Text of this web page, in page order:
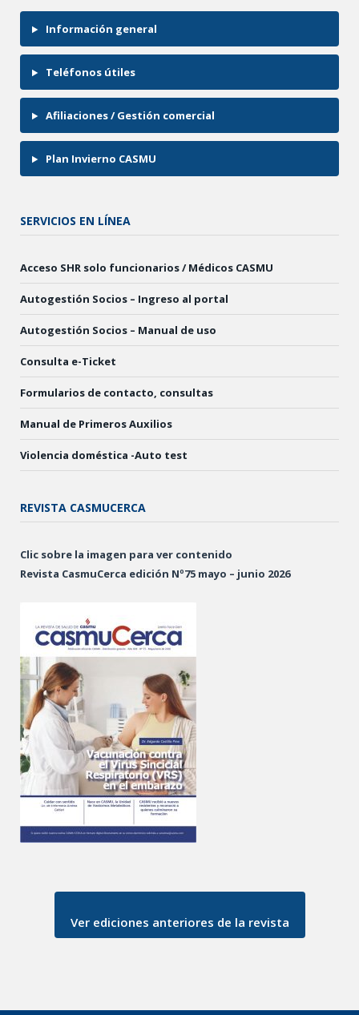
Información general
Teléfonos útiles
Afiliaciones / Gestión comercial
Plan Invierno CASMU
SERVICIOS EN LÍNEA
Acceso SHR solo funcionarios / Médicos CASMU
Autogestión Socios – Ingreso al portal
Autogestión Socios – Manual de uso
Consulta e-Ticket
Formularios de contacto, consultas
Manual de Primeros Auxilios
Violencia doméstica -Auto test
REVISTA CASMUCERCA
Clic sobre la imagen para ver contenido
Revista CasmuCerca edición Nº75 mayo – junio 2026
Ver ediciones anteriores de la revista